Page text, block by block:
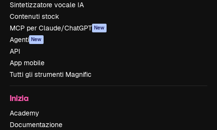
Sintetizzatore vocale IA
Contenuti stock
MCP per Claude/ChatGPT New
Agenti New
API
App mobile
Tutti gli strumenti Magnific
Inizia
Academy
Documentazione